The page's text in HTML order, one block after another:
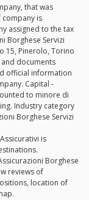
that was
company is
assigned to the tax
Borghese Servizi
15, Pinerolo, Torino
documents
official information
Capital -
to minore di
Industry category
Borghese Servizi
is
Borghese
reviews of
location of